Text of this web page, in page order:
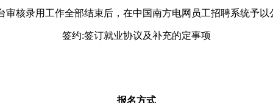
审核录用工作全部结束后，在中国南方电网员工招聘系统予以
签约:签订就业协议及补充的定事项
报名方式